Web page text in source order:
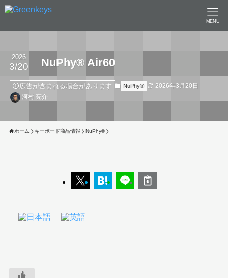
MENU
NuPhy®︎ Air60
2026
3/20
広告が含まれる場合があります NuPhy®︎
2026年3月20日
河村 亮介
ホーム キーボード商品情報 NuPhy®︎